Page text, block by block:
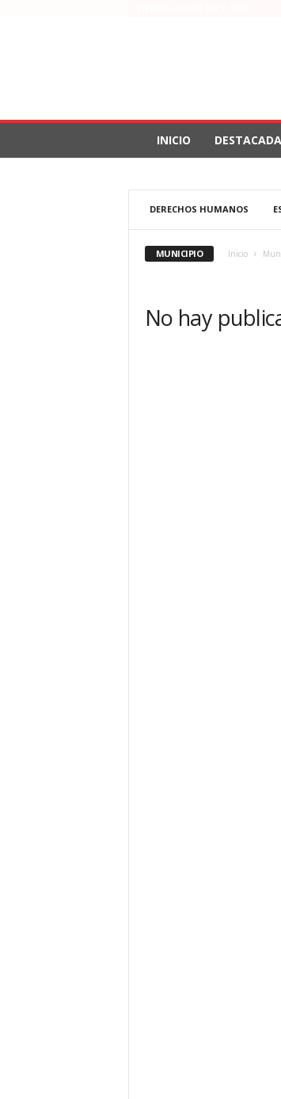
INICIO
DERECHOS HUMANOS
MUNICIPIO Inicio
No hay